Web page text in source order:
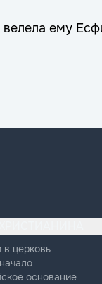
ему
в церковь
основание